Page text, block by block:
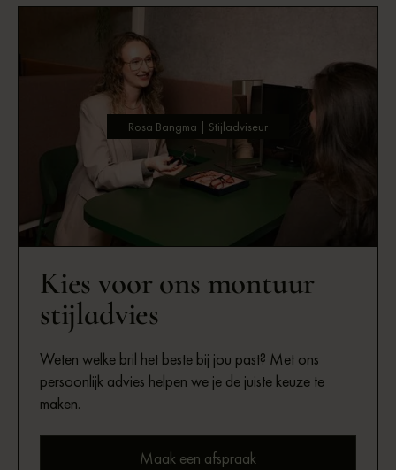
Kies voor ons montuur
stijladvies
Weten welke bril het beste bij jou past? Met ons
persoonlijk advies helpen we je de juiste keuze te
maken.
Maak een afspraak
Rosa Bangma | Stijladviseur